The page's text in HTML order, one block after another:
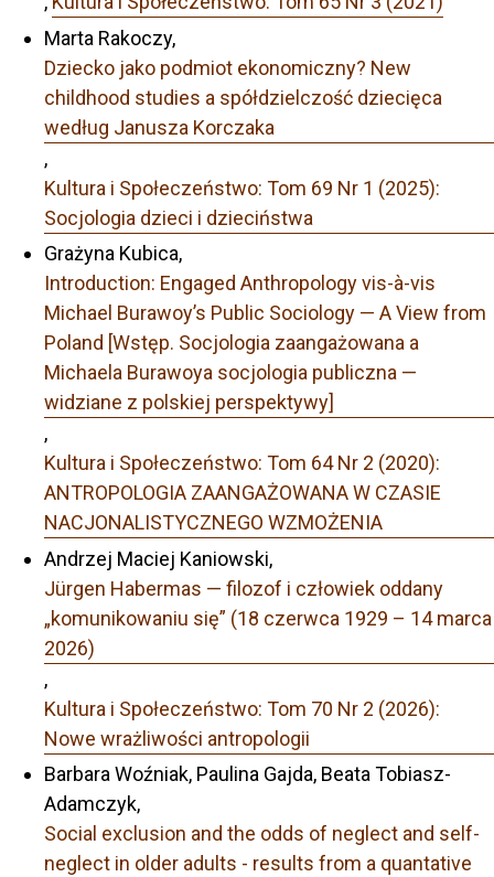
Marta Rakoczy,
Dziecko jako podmiot ekonomiczny? New
childhood studies a spółdzielczość dziecięca
według Janusza Korczaka
,
Kultura i Społeczeństwo: Tom 69 Nr 1 (2025):
Socjologia dzieci i dzieciństwa
Grażyna Kubica,
Introduction: Engaged Anthropology vis-à-vis
Michael Burawoy’s Public Sociology — A View from
Poland [Wstęp. Socjologia zaangażowana a
Michaela Burawoya socjologia publiczna —
widziane z polskiej perspektywy]
,
Kultura i Społeczeństwo: Tom 64 Nr 2 (2020):
ANTROPOLOGIA ZAANGAŻOWANA W CZASIE
NACJONALISTYCZNEGO WZMOŻENIA
Andrzej Maciej Kaniowski,
Jürgen Habermas — filozof i człowiek oddany
„komunikowaniu się” (18 czerwca 1929 – 14 marca
2026)
,
Kultura i Społeczeństwo: Tom 70 Nr 2 (2026):
Nowe wrażliwości antropologii
Barbara Woźniak, Paulina Gajda, Beata Tobiasz-
Adamczyk,
Social exclusion and the odds of neglect and self-
neglect in older adults - results from a quantative